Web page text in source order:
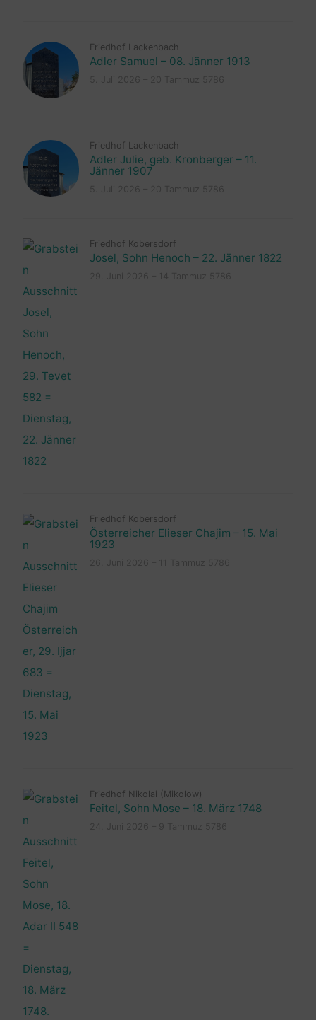
Friedhof Lackenbach
Adler Samuel – 08. Jänner 1913
Friedhof Lackenbach
Adler Julie, geb. Kronberger – 11.
Jänner 1907
Friedhof Kobersdorf
Josel, Sohn Henoch – 22. Jänner 1822
Friedhof Kobersdorf
Österreicher Elieser Chajim – 15. Mai
1923
Friedhof Nikolai (Mikolow)
Feitel, Sohn Mose – 18. März 1748